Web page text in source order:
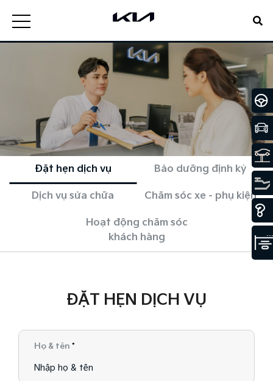
Đặt hẹn dịch vụ Bảo dưỡng định kỳ
Dịch vụ sửa chữa Chăm sóc xe - phụ kiện
Hoạt động chăm sóc
khách hàng
ĐẶT HẸN DỊCH VỤ
Họ & tên *